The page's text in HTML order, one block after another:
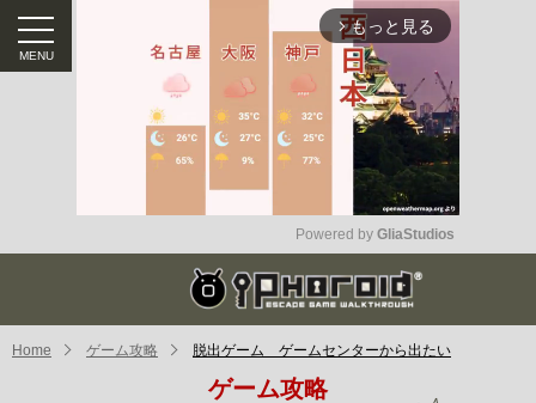
arrow_forward_ios もっと見る
Mute
Powered by GliaStudios
Home ゲーム攻略 脱出ゲーム ゲームセンターから出たい
ゲーム攻略